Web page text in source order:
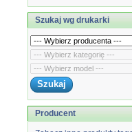
Szukaj wg drukarki
Producent